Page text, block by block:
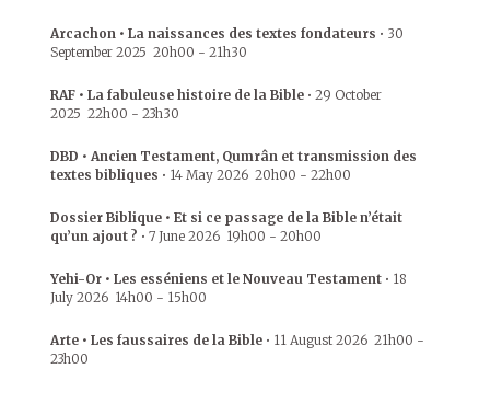
Arcachon • La naissances des textes fondateurs • 30
September 2025 20h00 - 21h30
RAF • La fabuleuse histoire de la Bible • 29 October
2025 22h00 - 23h30
DBD • Ancien Testament, Qumrân et transmission des
textes bibliques • 14 May 2026 20h00 - 22h00
Dossier Biblique • Et si ce passage de la Bible n’était
qu’un ajout ? • 7 June 2026 19h00 - 20h00
Yehi-Or • Les esséniens et le Nouveau Testament • 18
July 2026 14h00 - 15h00
Arte • Les faussaires de la Bible • 11 August 2026 21h00 -
23h00